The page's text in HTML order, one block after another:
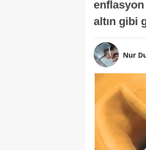
altın gibi
Nur